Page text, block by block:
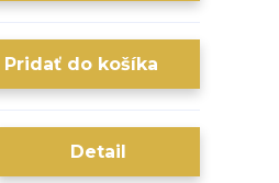
Pridať do košíka
Detail